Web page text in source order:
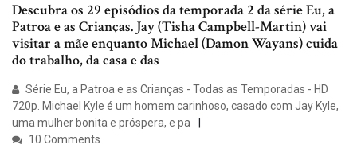
Descubra os 29 episódios da temporada 2 da série Eu, a
Patroa e as Crianças. Jay (Tisha Campbell-Martin) vai
visitar a mãe enquanto Michael (Damon Wayans) cuida
do trabalho, da casa e das
Série Eu, a Patroa e as Crianças - Todas as Temporadas - HD
720p. Michael Kyle é um homem carinhoso, casado com Jay Kyle,
uma mulher bonita e próspera, e pa
10 Comments